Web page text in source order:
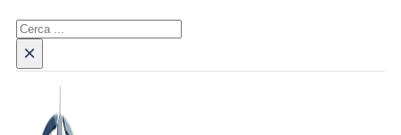
Cerca
×